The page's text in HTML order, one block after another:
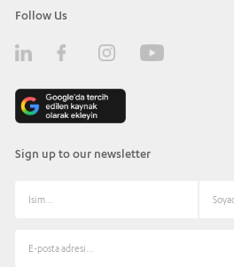
Follow Us
Sign up to our newsletter